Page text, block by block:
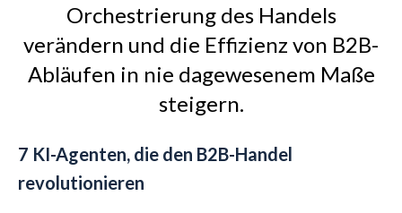
Orchestrierung des Handels
verändern und die Effizienz von B2B-
Abläufen in nie dagewesenem Maße
steigern.
7 KI-Agenten, die den B2B-Handel
revolutionieren